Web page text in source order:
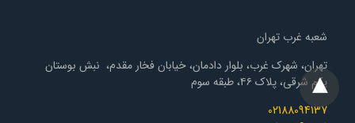
شعبه غرب تهران
تهران، شهرک غرب، بلوار دادمان، خیابان فخار مقدم، نبش بوستان
یکم شرقی، پلاک ۴۶، طبقه سوم
02188094137